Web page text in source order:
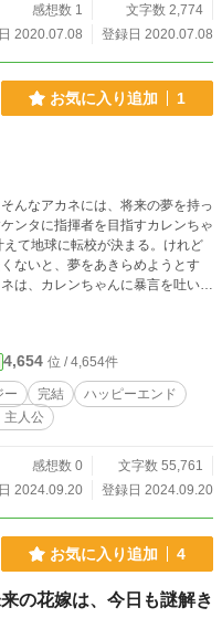
感想数 1
文字数 2,774
2020.07.08
登録日 2020.07.08
お気に入り追加 1
んなアカネには、将来の夢を持っ
ンタに指揮者を目指すカレンちゃ
て地球に転校が決まる。けれど
ないと、夢をあきらめようとす
は、カレンちゃんに暴言を吐いて
カネは、カレンちゃんにお別れ
、アカネはパスポートを手に入れ
遊園地のものだった。再会のチャ
した。家族を説得したアカネは、
旅に出るとアカネは、はじめて
遊園地で桜木家に事件が起きる。
。もうダメだ、と思った矢先、桜
楽に心を良くしたパパとママは無
レンちゃんと仲直りを果たすこと
お別れを告げる。 旅行から帰っ
くの森に招待した。ケンタは森の
に披露する。荒れ放題の墓地が、
ケンタは夢がなく落ちこむアカネ
夢を持っているヒントを与えた。
いつか夢を見つけようと心に決め
4,654 位 / 4,654件
ー 完結
ハッピーエンド
主人公
感想数 0
文字数 55,761
2024.09.20
登録日 2024.09.20
お気に入り追加 4
の花嫁は、今日も謎解き